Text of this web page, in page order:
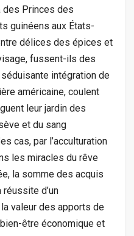
des Princes des
guinéens aux États-
délices des épices et
fussent-ils des
intégration de
américaine, coulent
leur jardin des
et du sang
cas, par l’acculturation
les miracles du rêve
la somme des acquis
d’un
valeur des apports de
être économique et